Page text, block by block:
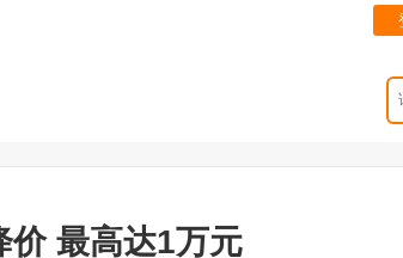
价 最高达1万元